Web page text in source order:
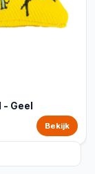
Geel
Bekijk